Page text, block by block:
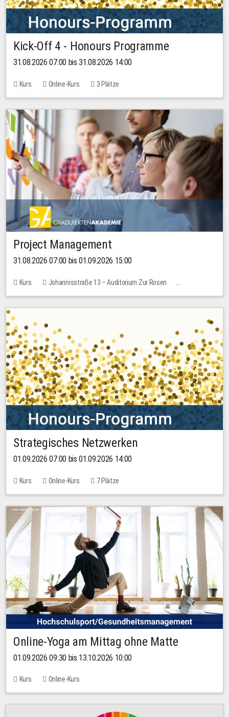
Kick-Off 4 - Honours Programme
31.08.2026 07:00 bis 31.08.2026 14:00
Kurs Online-Kurs 3 Plätze
Project Management
31.08.2026 07:00 bis 01.09.2026 15:00
Kurs
Johannisstraße 13 – Auditorium Zur Rosen
Keine freien Plätze
30,00 EUR
Strategisches Netzwerken
01.09.2026 07:00 bis 01.09.2026 14:00
Kurs Online-Kurs 7 Plätze
Online-Yoga am Mittag ohne Matte
01.09.2026 09:30 bis 13.10.2026 10:00
Kurs Online-Kurs